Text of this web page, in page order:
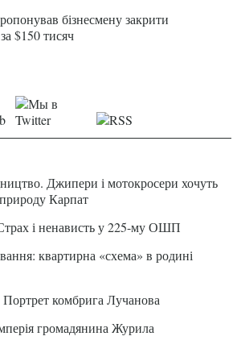
бізнесмену закрити
$150 тисяч
Джипери і мотокросери хочуть
Карпат
і ненависть у 225-му ОШП
квартирна «схема» в родині
комбрига Лучанова
громадянина Журила